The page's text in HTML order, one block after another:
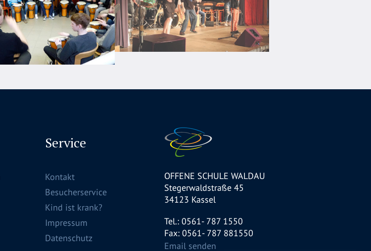
Service
Kontakt
Besucherservice
Kind ist krank?
Impressum
Datenschutz
OFFENE SCHULE WALDAU
Stegerwaldstraße 45
34123 Kassel
Tel.: 0561- 787 1550
Fax: 0561- 787 881550
Email senden